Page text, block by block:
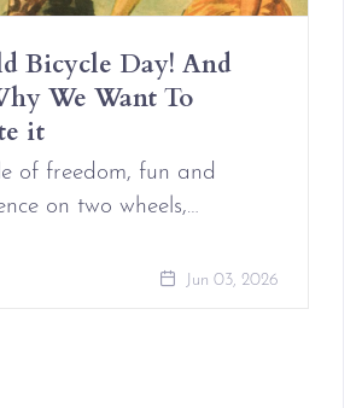
Bicycle Day! And
We Want To
it
of freedom, fun and
on two wheels,…
Jun 03, 2026